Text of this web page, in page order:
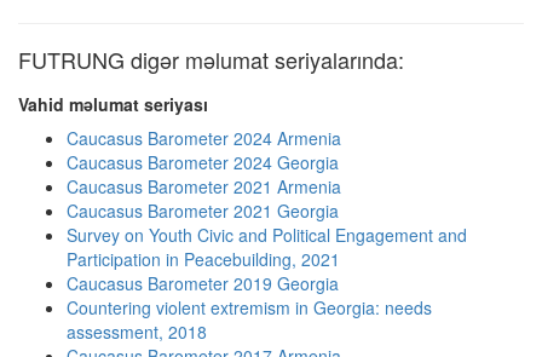
FUTRUNG digər məlumat seriyalarında:
Vahid məlumat seriyası
Caucasus Barometer 2024 Armenia
Caucasus Barometer 2024 Georgia
Caucasus Barometer 2021 Armenia
Caucasus Barometer 2021 Georgia
Survey on Youth Civic and Political Engagement and
Participation in Peacebuilding, 2021
Caucasus Barometer 2019 Georgia
Countering violent extremism in Georgia: needs
assessment, 2018